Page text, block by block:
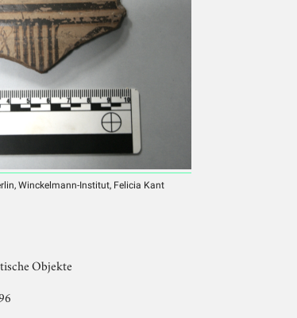
Winckelmann-Institut, Felicia Kant
Objekte